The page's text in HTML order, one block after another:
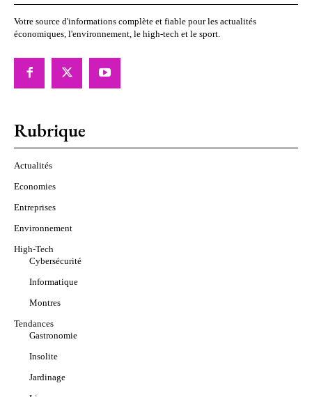
Votre source d'informations complète et fiable pour les actualités
économiques, l'environnement, le high-tech et le sport.
Rubrique
Actualités
Economies
Entreprises
Environnement
High-Tech
Cybersécurité
Informatique
Montres
Tendances
Gastronomie
Insolite
Jardinage